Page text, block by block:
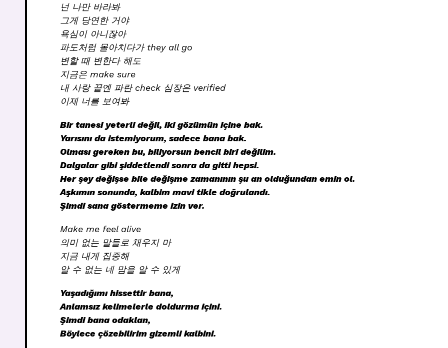
넌 나만 바라봐
그게 당연한 거야
욕심이 아니잖아
파도처럼 몰아치다가 they all go
변할 때 변한다 해도
지금은 make sure
내 사랑 끝엔 파란 check 심장은 verified
이제 너를 보여봐
Bir tanesi yeterli değil, iki gözümün içine bak.
Yarısını da istemiyorum, sadece bana bak.
Olması gereken bu, biliyorsun bencil biri değilim.
Dalgalar gibi şiddetlendi sonra da gitti hepsi.
Her şey değişse bile değişme zamanının şu an olduğundan emin ol.
Aşkımın sonunda, kalbim mavi tikle doğrulandı.
Şimdi sana göstermeme izin ver.
Make me feel alive
의미 없는 말들로 채우지 마
지금 내게 집중해
알 수 없는 네 맘을 알 수 있게
Yaşadığımı hissettir bana,
Anlamsız kelimelerle doldurma içini.
Şimdi bana odaklan,
Böylece çözebilirim gizemli kalbini.